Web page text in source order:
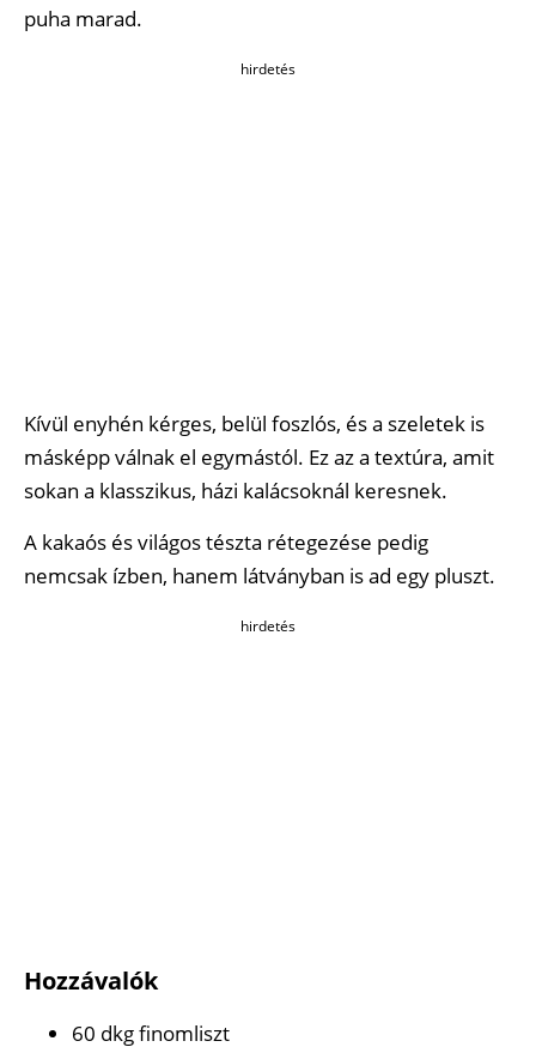
puha marad.
hirdetés
Kívül enyhén kérges, belül foszlós, és a szeletek is
másképp válnak el egymástól. Ez az a textúra, amit
sokan a klasszikus, házi kalácsoknál keresnek.
A kakaós és világos tészta rétegezése pedig
nemcsak ízben, hanem látványban is ad egy pluszt.
hirdetés
Hozzávalók
60 dkg finomliszt